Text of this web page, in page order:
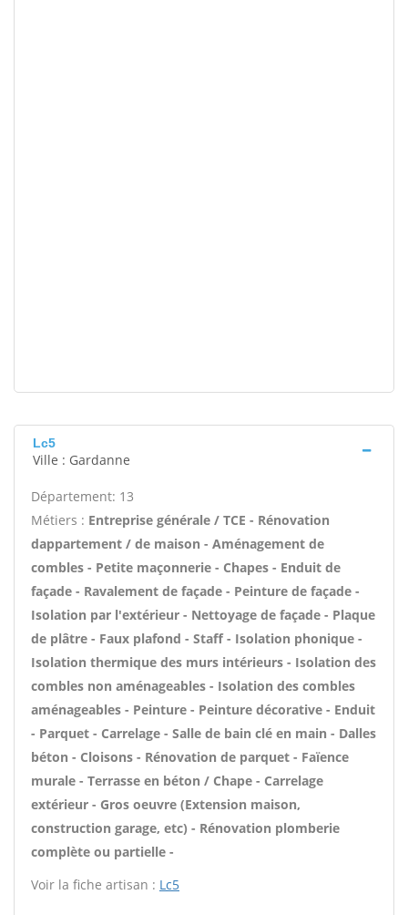
Lc5
Ville : Gardanne
Département: 13
Métiers : Entreprise générale / TCE - Rénovation
dappartement / de maison - Aménagement de
combles - Petite maçonnerie - Chapes - Enduit de
façade - Ravalement de façade - Peinture de façade -
Isolation par l'extérieur - Nettoyage de façade - Plaque
de plâtre - Faux plafond - Staff - Isolation phonique -
Isolation thermique des murs intérieurs - Isolation des
combles non aménageables - Isolation des combles
aménageables - Peinture - Peinture décorative - Enduit
- Parquet - Carrelage - Salle de bain clé en main - Dalles
béton - Cloisons - Rénovation de parquet - Faïence
murale - Terrasse en béton / Chape - Carrelage
extérieur - Gros oeuvre (Extension maison,
construction garage, etc) - Rénovation plomberie
complète ou partielle -
Voir la fiche artisan : Lc5